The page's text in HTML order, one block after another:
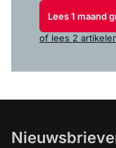
Lees 1 maand
of lees 2